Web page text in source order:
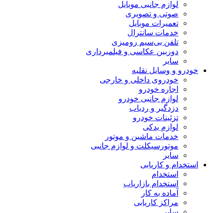
لوازم جانبی موبایل
صوتی و تصویری
تعمیرات موبایل
خدمات سانترال
تلفن بی‌سیم رومیزی
دوربین عکاسی و فیلمبرداری
سایر
خودرو و وسایل نقلیه
خودروی داخلی و خارجی
اجاره خودرو
لوازم جانبی خودرو
دزدگیر و ردیاب
تزئینات خودرو
لوازم یدکی
خدمات ماشین و موتور
موتورسیکلت و لوازم جانبی
سایر
استخدام و کاریابی
استخدام
استخدام بازاریاب
آماده به کار
مراکز کاریابی